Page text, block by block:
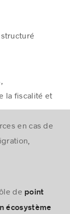
la fiscalité et
en cas de
de point
écosystème